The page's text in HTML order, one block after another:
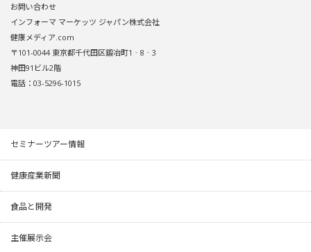
お問い合わせ
インフォーマ マーケッツ ジャパン株式会社
健康メディア.com
〒101-0044 東京都千代田区鍛冶町1‐8‐3
神田91ビル2階
電話：03-5296-1015
セミナーツアー情報
健康産業新聞
食品と開発
主催展示会